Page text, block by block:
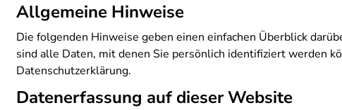
Allgemeine Hinweise
Die folgenden Hinweise geben einen einfachen Überblick
sind alle Daten, mit denen Sie persönlich identifiziert werden
Datenschutzerklärung.
Datenerfassung auf dieser Website